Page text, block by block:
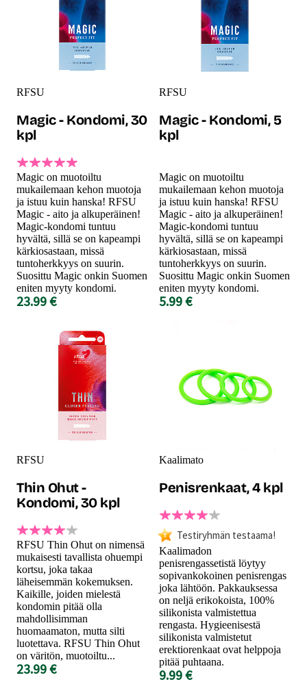
RFSU
Magic - Kondomi, 30
kpl
Magic on muotoiltu
mukailemaan kehon muotoja
ja istuu kuin hanska! RFSU
Magic - aito ja alkuperäinen!
Magic-kondomi tuntuu
hyvältä, sillä se on kapeampi
kärkiosastaan, missä
tuntoherkkyys on suurin.
Suosittu Magic onkin Suomen
eniten myyty kondomi.
23.99 €
RFSU
Magic - Kondomi, 5
kpl
Magic on muotoiltu
mukailemaan kehon muotoja
ja istuu kuin hanska! RFSU
Magic - aito ja alkuperäinen!
Magic-kondomi tuntuu
hyvältä, sillä se on kapeampi
kärkiosastaan, missä
tuntoherkkyys on suurin.
Suosittu Magic onkin Suomen
eniten myyty kondomi.
5.99 €
RFSU
Thin Ohut -
Kondomi, 30 kpl
RFSU Thin Ohut on nimensä
mukaisesti tavallista ohuempi
kortsu, joka takaa
läheisemmän kokemuksen.
Kaikille, joiden mielestä
kondomin pitää olla
mahdollisimman
huomaamaton, mutta silti
luotettava. RFSU Thin Ohut
on väritön, muotoiltu...
23.99 €
Kaalimato
Penisrenkaat, 4 kpl
Testiryhmän testaama!
Kaalimadon
penisrengassetistä löytyy
sopivankokoinen penisrengas
joka lähtöön. Pakkauksessa
on neljä erikokoista, 100%
silikonista valmistettua
rengasta. Hygieenisestä
silikonista valmistetut
erektiorenkaat ovat helppoja
pitää puhtaana.
9.99 €